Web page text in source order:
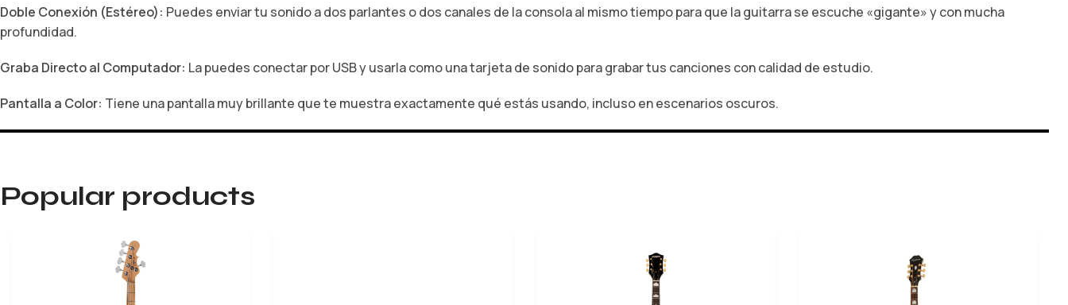
Doble Conexión (Estéreo): Puedes enviar tu sonido a dos parlantes o dos canales de la consola al mismo tiempo para que la guitarra se escuche «gigante» y con mucha
profundidad.
Graba Directo al Computador: La puedes conectar por USB y usarla como una tarjeta de sonido para grabar tus canciones con calidad de estudio.
Pantalla a Color: Tiene una pantalla muy brillante que te muestra exactamente qué estás usando, incluso en escenarios oscuros.
Popular products